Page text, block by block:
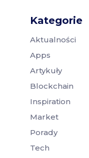
Kategorie
Aktualności
Apps
Artykuły
Blockchain
Inspiration
Market
Porady
Tech